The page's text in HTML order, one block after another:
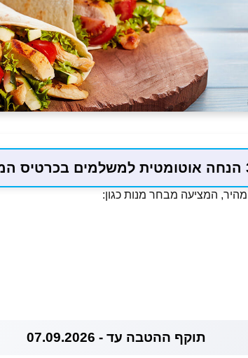
המציעה מבחר מנות כגון:
תוקף ההטבה עד - 07.09.2026